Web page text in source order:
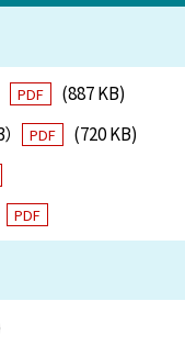
PDF
(887 KB)
PDF
(720 KB)
PDF